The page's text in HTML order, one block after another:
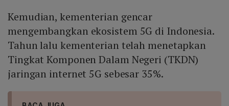
Kemudian, kementerian gencar
mengembangkan ekosistem 5G di Indonesia.
Tahun lalu kementerian telah menetapkan
Tingkat Komponen Dalam Negeri (TKDN)
jaringan internet 5G sebesar 35%.